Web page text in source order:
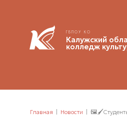
ГБПОУ КО
Калужский
колледж
Главная Новости 🖼🖌Cтуденты